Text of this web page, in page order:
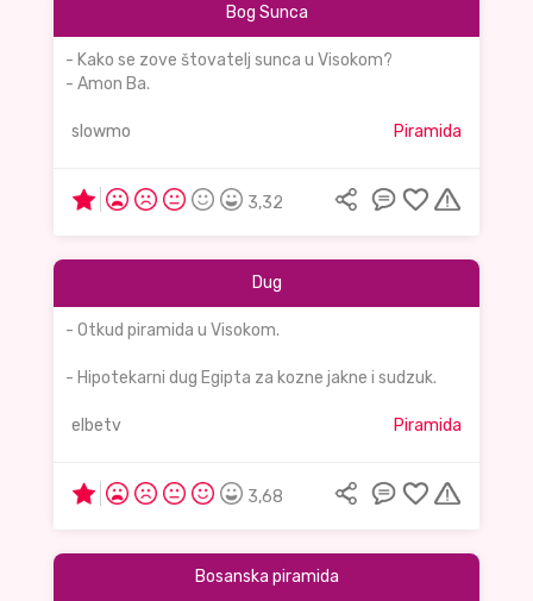
Bog Sunca
- Kako se zove štovatelj sunca u Visokom?
- Amon Ba.
slowmo Piramida
3,32
Dug
- Otkud piramida u Visokom.
- Hipotekarni dug Egipta za kozne jakne i sudzuk.
elbetv Piramida
3,68
Bosanska piramida